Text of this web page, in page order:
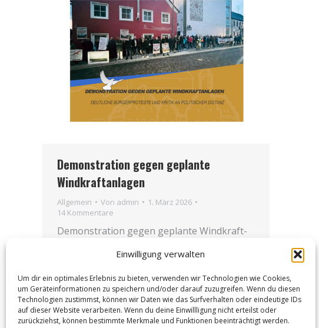
Einwilligung verwalten
Um dir ein optimales Erlebnis zu bieten, verwenden wir Technologien wie Cookies,
um Geräteinformationen zu speichern und/oder darauf zuzugreifen. Wenn du diesen
Technologien zustimmst, können wir Daten wie das Surfverhalten oder eindeutige IDs
auf dieser Website verarbeiten. Wenn du deine Einwillligung nicht erteilst oder
zurückziehst, können bestimmte Merkmale und Funktionen beeinträchtigt werden.
Demonstration gegen geplante
Windkraftanlagen
Allgemein Von admin
1. März 2026
14 Kommentare
Demon­stra­ti­on gegen geplan­te Wind­kraft­
pro­te­ste und Kri­tik an poli­ti­scher Distanz
Ver­öf­fent­licht von Fried­li­ches Gei­sel­hö­ring
Am gest­ri­gen Abend ver­sam­mel­ten sich in
Gei­sel­hö­ring zahl­rei­che Bür­ge­rin­nen und
Bür­ger zu einer…